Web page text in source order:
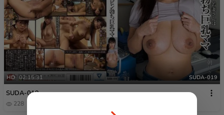
HD 02:15:31 SUDA-019
SUDA-019
228